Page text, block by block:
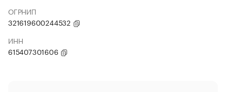
ОГРНИП
321619600244532
ИНН
615407301606